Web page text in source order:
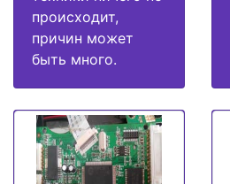
происходит,
причин может
быть много.